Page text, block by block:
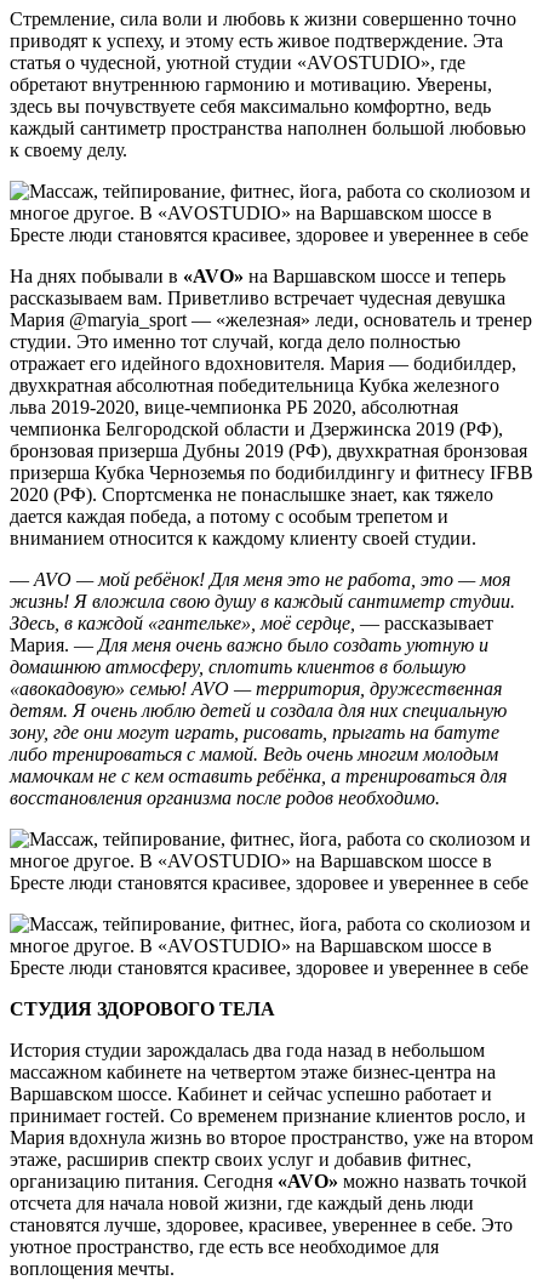
Стремление, сила воли и любовь к жизни совершенно точно
приводят к успеху, и этому есть живое подтверждение. Эта
статья о чудесной, уютной студии «AVOSTUDIO», где
обретают внутреннюю гармонию и мотивацию. Уверены,
здесь вы почувствуете себя максимально комфортно, ведь
каждый сантиметр пространства наполнен большой любовью
к своему делу.
На днях побывали в «AVO» на Варшавском шоссе и теперь
рассказываем вам. Приветливо встречает чудесная девушка
Мария @maryia_sport — «железная» леди, основатель и тренер
студии. Это именно тот случай, когда дело полностью
отражает его идейного вдохновителя. Мария — бодибилдер,
двухкратная абсолютная победительница Кубка железного
льва 2019-2020, вице-чемпионка РБ 2020, абсолютная
чемпионка Белгородской области и Дзержинска 2019 (РФ),
бронзовая призерша Дубны 2019 (РФ), двухкратная бронзовая
призерша Кубка Черноземья по бодибилдингу и фитнесу IFBB
2020 (РФ). Спортсменка не понаслышке знает, как тяжело
дается каждая победа, а потому с особым трепетом и
вниманием относится к каждому клиенту своей студии.
— AVO — мой ребёнок! Для меня это не работа, это — моя
жизнь! Я вложила свою душу в каждый сантиметр студии.
Здесь, в каждой «гантельке», моё сердце — рассказывает
Мария. — Для меня очень важно было создать уютную и
домашнюю атмосферу, сплотить клиентов в большую
«авокадовую» семью! AVO — территория, дружественная
детям. Я очень люблю детей и создала для них специальную
зону, где они могут играть, рисовать, прыгать на батуте
либо тренироваться с мамой. Ведь очень многим молодым
мамочкам не с кем оставить ребёнка, а тренироваться для
восстановления организма после родов необходимо.
СТУДИЯ ЗДОРОВОГО ТЕЛА
История студии зарождалась два года назад в небольшом
массажном кабинете на четвертом этаже бизнес-центра на
Варшавском шоссе. Кабинет и сейчас успешно работает и
принимает гостей. Со временем признание клиентов росло, и
Мария вдохнула жизнь во второе пространство, уже на втором
этаже, расширив спектр своих услуг и добавив фитнес,
организацию питания. Сегодня «AVO» можно назвать точкой
отсчета для начала новой жизни, где каждый день люди
становятся лучше, здоровее, красивее, увереннее в себе. Это
уютное пространство, где есть все необходимое для
воплощения мечты.